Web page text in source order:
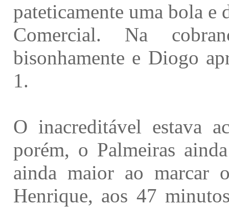
pateticamente uma bola e
Comercial. Na
bisonhamente e Diogo
1.
O inacreditável estava
porém, o Palmeiras
ainda maior ao marcar
Henrique, aos 47